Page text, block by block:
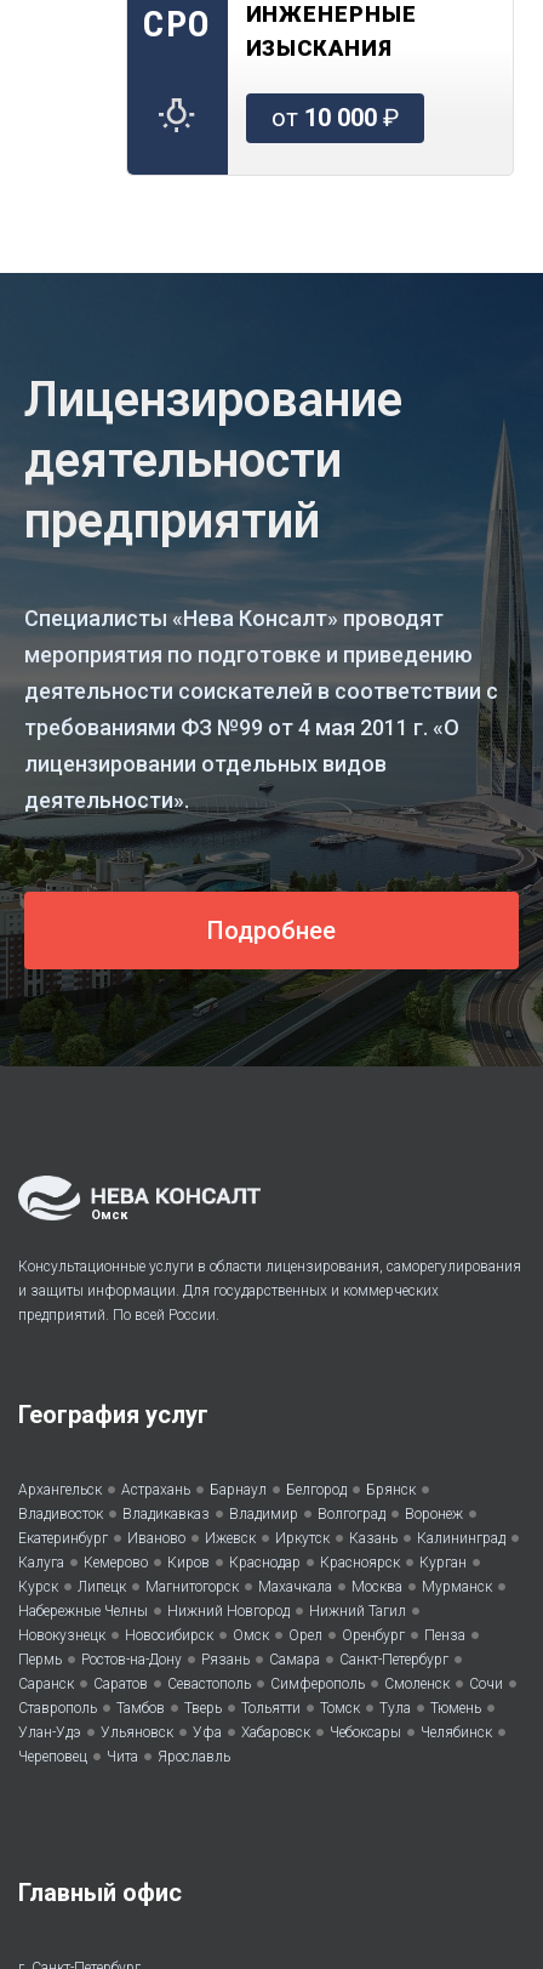
СРО
ИНЖЕНЕРНЫЕ
ИЗЫСКАНИЯ
от 10 000₽
Лицензирование
деятельности
предприятий
Специалисты «Нева Консалт» проводят
мероприятия по подготовке и приведению
деятельности соискателей в соответствии с
требованиями ФЗ №99 от 4 мая 2011 г. «О
лицензировании отдельных видов
деятельности».
Подробнее
Омск
Консультационные услуги в области лицензирования, саморегулирования
и защиты информации. Для государственных и коммерческих
предприятий. По всей России.
География услуг
Архангельск • Астрахань • Барнаул • Белгород • Брянск •
Владивосток • Владикавказ • Владимир • Волгоград • Воронеж •
Екатеринбург • Иваново • Ижевск • Иркутск • Казань • Калининград •
Калуга • Кемерово • Киров • Краснодар • Красноярск • Курган •
Курск • Липецк • Магнитогорск • Махачкала • Москва • Мурманск •
Набережные Челны • Нижний Новгород • Нижний Тагил •
Новокузнецк • Новосибирск • Омск • Орел • Оренбург • Пенза •
Пермь • Ростов-на-Дону • Рязань • Самара • Санкт-Петербург •
Саранск • Саратов • Севастополь • Симферополь • Смоленск • Сочи •
Ставрополь • Тамбов • Тверь • Тольятти • Томск • Тула • Тюмень •
Улан-Удэ • Ульяновск • Уфа • Хабаровск • Чебоксары • Челябинск •
Череповец • Чита • Ярославль
Главный офис